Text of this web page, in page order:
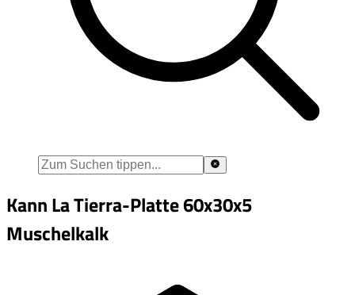
Kann La Tierra-Platte 60x30x5
Muschelkalk